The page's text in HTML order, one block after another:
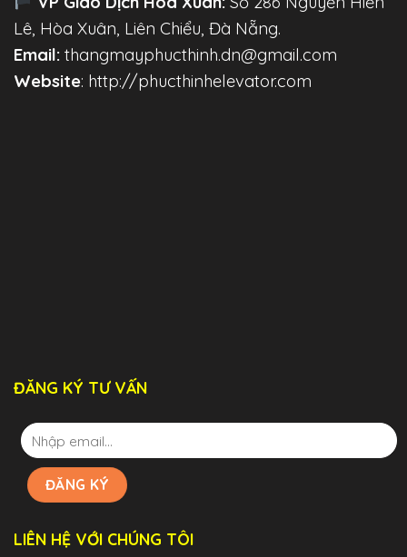
Lê, Hòa Xuân, Liên Chiểu, Đà Nẵng.
Email: thangmayphucthinh.dn@gmail.com
Website: http://phucthinhelevator.com
ĐĂNG KÝ TƯ VẤN
LIÊN HỆ VỚI CHÚNG TÔI